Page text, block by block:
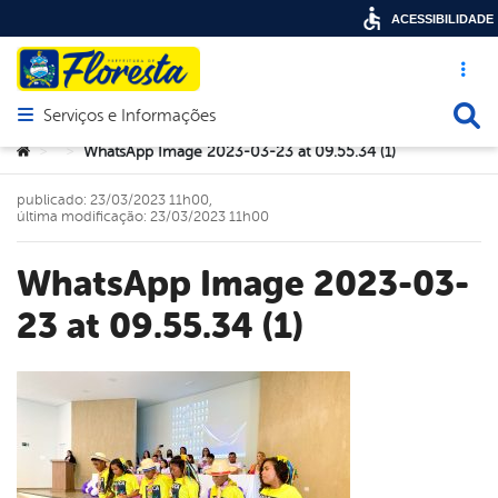
Acesso
Abrir menu principal de navegação
Serviços e Informações
Você está aqui:
> > WhatsApp Image 2023-03-23 at 09.55.34 (1)
WhatsApp Image 2023-03-
23 at 09.55.34 (1)
publicado: 23/03/2023 11h00,
última modificação: 23/03/2023 11h00
ACESSIBILIDADE